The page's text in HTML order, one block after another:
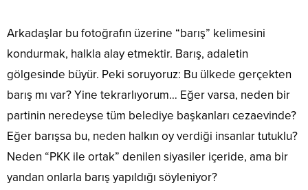
Arkadaşlar bu fotoğrafın üzerine “barış” kelimesini
kondurmak, halkla alay etmektir. Barış, adaletin
gölgesinde büyür. Peki soruyoruz: Bu ülkede gerçekten
barış mı var? Yine tekrarlıyorum… Eğer varsa, neden bir
partinin neredeyse tüm belediye başkanları cezaevinde?
Eğer barışsa bu, neden halkın oy verdiği insanlar tutuklu?
Neden “PKK ile ortak” denilen siyasiler içeride, ama bir
yandan onlarla barış yapıldığı söyleniyor?